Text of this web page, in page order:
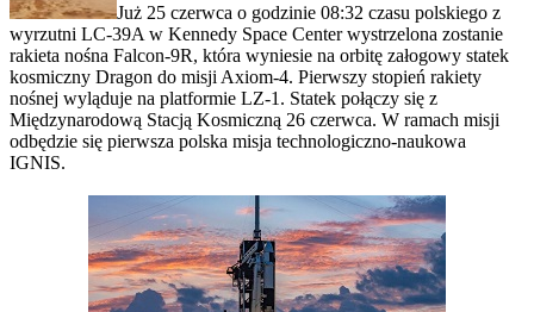
Już 25 czerwca o godzinie 08:32 czasu polskiego z
wyrzutni LC-39A w Kennedy Space Center wystrzelona zostanie
rakieta nośna Falcon-9R, która wyniesie na orbitę załogowy statek
kosmiczny Dragon do misji Axiom-4. Pierwszy stopień rakiety
nośnej wyląduje na platformie LZ-1. Statek połączy się z
Międzynarodową Stacją Kosmiczną 26 czerwca. W ramach misji
odbędzie się pierwsza polska misja technologiczno-naukowa
IGNIS.